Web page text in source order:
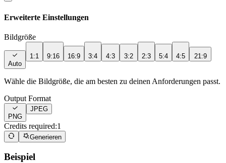
Erweiterte Einstellungen
Bildgröße
Auto
1:1 9:16 16:9 3:4 4:3 3:2 2:3 5:4 4:5 21:9
Wähle die Bildgröße, die am besten zu deinen Anforderungen passt.
Output Format
PNG
JPEG
Credits required:1
Generieren
Beispiel